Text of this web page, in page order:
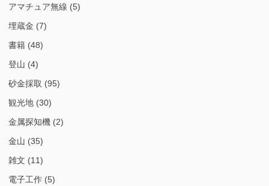
アマチュア無線 (5)
埋蔵金 (7)
書籍 (48)
登山 (4)
砂金採取 (95)
観光地 (30)
金属探知機 (2)
金山 (35)
雑文 (11)
電子工作 (5)